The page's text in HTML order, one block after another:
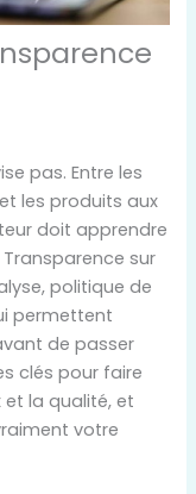
pas. Entre les
les produits aux
doit apprendre
sur
politique de
permettent
de passer
clés pour faire
et la qualité, et
votre